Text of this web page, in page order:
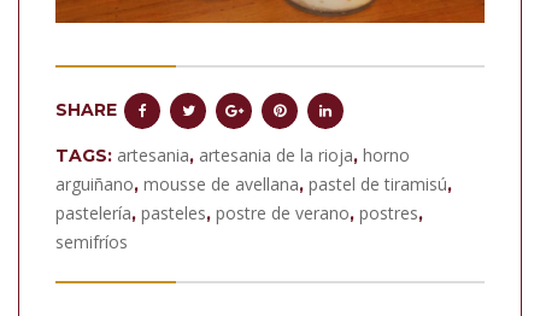
SHARE
TAGS: artesania, artesania de la rioja, horno
arguiñano, mousse de avellana, pastel de tiramisú,
pastelería, pasteles, postre de verano, postres,
semifríos